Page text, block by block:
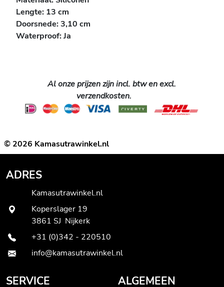
Lengte: 13 cm
Doorsnede: 3,10 cm
Waterproof: Ja
Al onze prijzen zijn incl. btw en excl.
verzendkosten.
© 2026 Kamasutrawinkel.nl
ADRES
Kamasutrawinkel.nl
Koperslager 19
3861 SJ Nijkerk
+31 (0)342 - 220510
info@kamasutrawinkel.nl
SERVICE ALGEMEEN